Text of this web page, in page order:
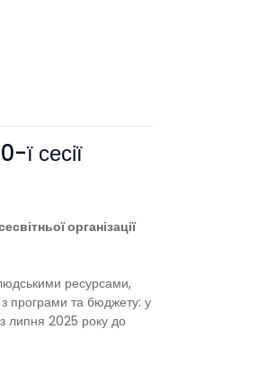
ї сесії
організації
людськими ресурсами,
з програми та бюджету: у
липня 2025 року до